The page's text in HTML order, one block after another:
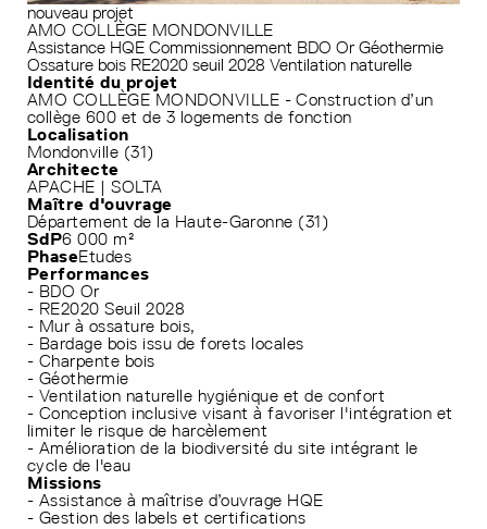
nouveau projet
AMO COLLÈGE MONDONVILLE
Assistance HQE Commissionnement BDO Or Géothermie
Ossature bois RE2020 seuil 2028 Ventilation naturelle
Identité du projet
AMO COLLÈGE MONDONVILLE - Construction d’un
collège 600 et de 3 logements de fonction
Localisation
Mondonville (31)
Architecte
APACHE | SOLTA
Maître d'ouvrage
Département de la Haute-Garonne (31)
SdP6 000 m²
PhaseEtudes
Performances
- BDO Or
- RE2020 Seuil 2028
- Mur à ossature bois,
- Bardage bois issu de forets locales
- Charpente bois
- Géothermie
- Ventilation naturelle hygiénique et de confort
- Conception inclusive visant à favoriser l'intégration et
limiter le risque de harcèlement
- Amélioration de la biodiversité du site intégrant le
cycle de l'eau
Missions
- Assistance à maîtrise d’ouvrage HQE
- Gestion des labels et certifications